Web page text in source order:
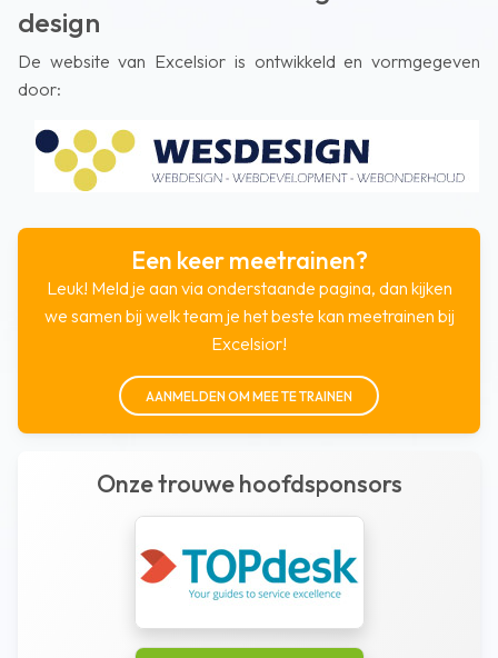
design
De website van Excelsior is ontwikkeld en vormgegeven
door:
Een keer meetrainen?
Leuk! Meld je aan via onderstaande pagina, dan kijken
we samen bij welk team je het beste kan meetrainen bij
Excelsior!
AANMELDEN OM MEE TE TRAINEN
Onze trouwe hoofdsponsors